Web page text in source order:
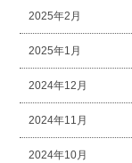
2025年2月
2025年1月
2024年12月
2024年11月
2024年10月